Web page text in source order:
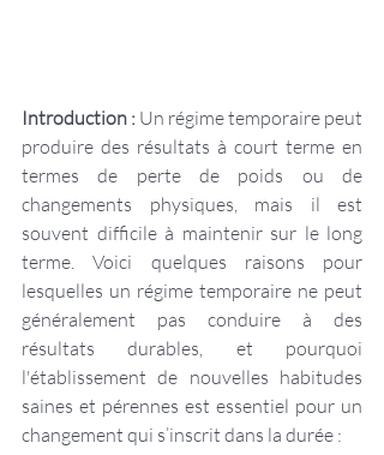
Introduction : Un régime temporaire peut
produire des résultats à court terme en
termes de perte de poids ou de
changements physiques, mais il est
souvent difficile à maintenir sur le long
terme. Voici quelques raisons pour
lesquelles un régime temporaire ne peut
généralement pas conduire à des
résultats durables, et pourquoi
l'établissement de nouvelles habitudes
saines et pérennes est essentiel pour un
changement qui s’inscrit dans la durée :